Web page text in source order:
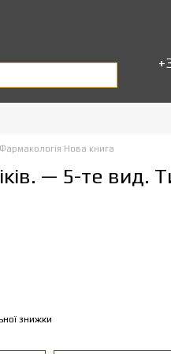
Фармакологія Нова книга
— 5-те вид.
знижки